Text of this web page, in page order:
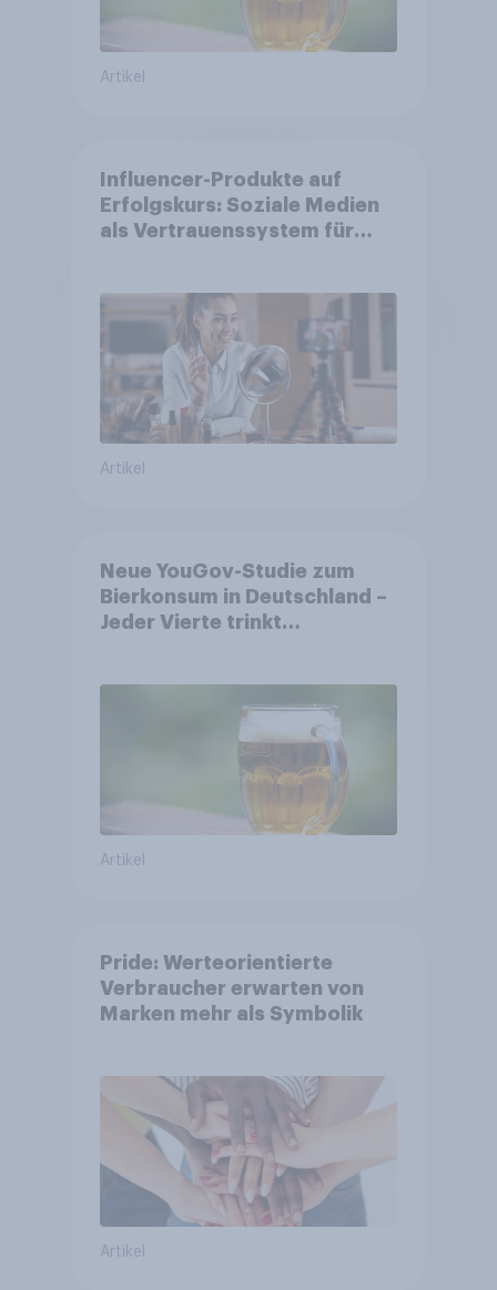
Artikel
Influencer-Produkte auf
Erfolgskurs: Soziale Medien
als Vertrauenssystem für
Artikel
Neue YouGov-Studie zum
Bierkonsum in Deutschland –
Jeder Vierte trinkt
wächst um über 23 Prozent
Artikel
Pride: Werteorientierte
Verbraucher erwarten von
Marken mehr als Symbolik
Artikel